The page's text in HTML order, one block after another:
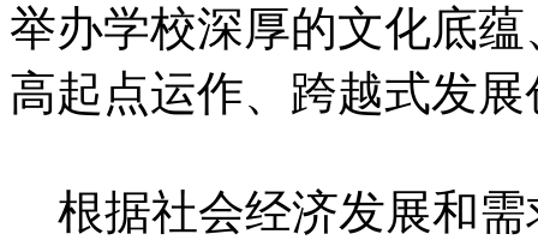
举办学校深厚的文化底
高起点运作、跨越式发
根据社会经济发展和需